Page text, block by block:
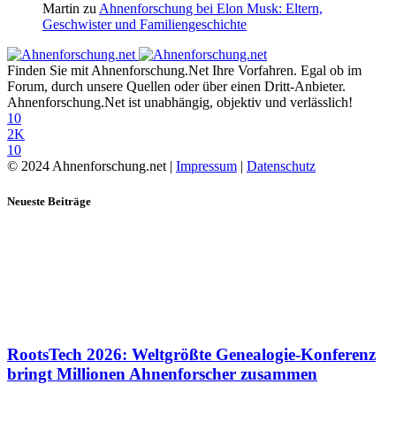
Martin zu Ahnenforschung bei Elon Musk: Eltern,
Geschwister und Familiengeschichte
Finden Sie mit Ahnenforschung.Net Ihre Vorfahren. Egal ob im
Forum, durch unsere Quellen oder über einen Dritt-Anbieter.
Ahnenforschung.Net ist unabhängig, objektiv und verlässlich!
10
2K
10
© 2024 Ahnenforschung.net | Impressum | Datenschutz
Neueste Beiträge
RootsTech 2026: Weltgrößte Genealogie-Konferenz
bringt Millionen Ahnenforscher zusammen